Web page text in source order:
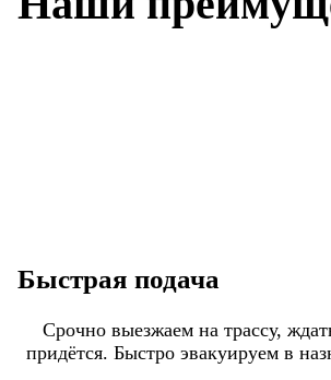
Быстрая подача
Срочно выезжаем на трассу,
придётся. Быстро эвакуируем в